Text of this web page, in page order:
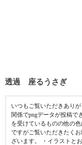
透過 座るうさぎ
いつもご覧いただきあり
関係でpngデータが投稿で
を受けているものの他の
ですがご覧いただきたく
ざいます。 ・イラストと